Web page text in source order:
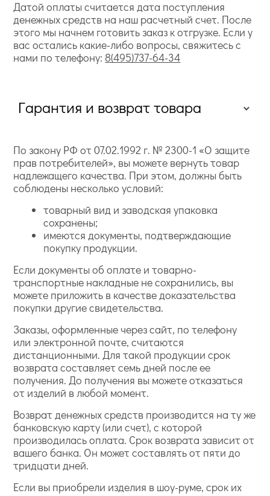
Датой оплаты считается дата поступления
денежных средств на наш расчетный счет. После
этого мы начнем готовить заказ к отгрузке. Если у
вас остались какие-либо вопросы, свяжитесь с
нами по телефону: 8(495)737-64-34
Гарантия и возврат товара
По закону РФ от 07.02.1992 г. № 2300-1 «О защите
прав потребителей», вы можете вернуть товар
надлежащего качества. При этом, должны быть
соблюдены несколько условий:
товарный вид и заводская упаковка
сохранены;
имеются документы, подтверждающие
покупку продукции.
Если документы об оплате и товарно-
транспортные накладные не сохранились, вы
можете приложить в качестве доказательства
покупки другие свидетельства.
Заказы, оформленные через сайт, по телефону
или электронной почте, считаются
дистанционными. Для такой продукции срок
возврата составляет семь дней после ее
получения. До получения вы можете отказаться
от изделий в любой момент.
Возврат денежных средств производится на ту же
банковскую карту (или счет), с которой
производилась оплата. Срок возврата зависит от
вашего банка. Он может составлять от пяти до
тридцати дней.
Если вы приобрели изделия в шоу-руме, срок их